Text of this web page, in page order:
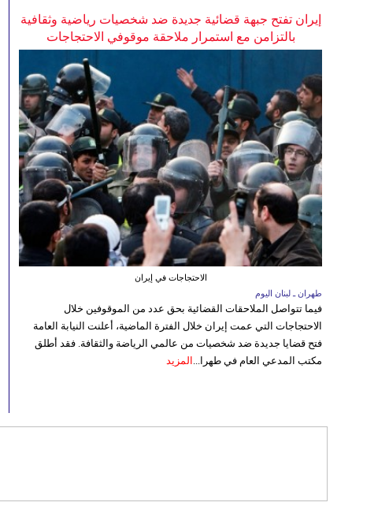
إيران تفتح جبهة قضائية جديدة ضد شخصيات رياضية وثقافية
بالتزامن مع استمرار ملاحقة موقوفي الاحتجاجات
الاحتجاجات في إيران
طهران ـ لبنان اليوم
فيما تتواصل الملاحقات القضائية بحق عدد من الموقوفين خلال
الاحتجاجات التي عمت إيران خلال الفترة الماضية، أعلنت النيابة العامة
فتح قضايا جديدة ضد شخصيات من عالمي الرياضة والثقافة. فقد أطلق
مكتب المدعي العام في طهرا... المزيد